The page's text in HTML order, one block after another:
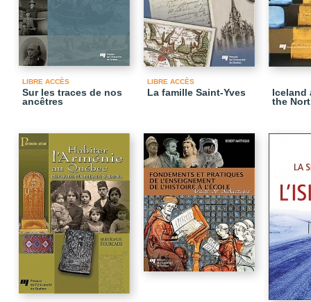
LIBRE ACCÈS
Sur les traces de nos
ancêtres
LIBRE ACCÈS
La famille Saint-Yves
Iceland
the